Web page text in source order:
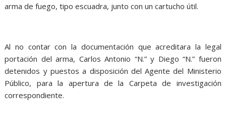
arma de fuego, tipo escuadra, junto con un cartucho útil.
Al no contar con la documentación que acreditara la legal
portación del arma, Carlos Antonio “N.” y Diego “N.” fueron
detenidos y puestos a disposición del Agente del Ministerio
Público, para la apertura de la Carpeta de investigación
correspondiente.